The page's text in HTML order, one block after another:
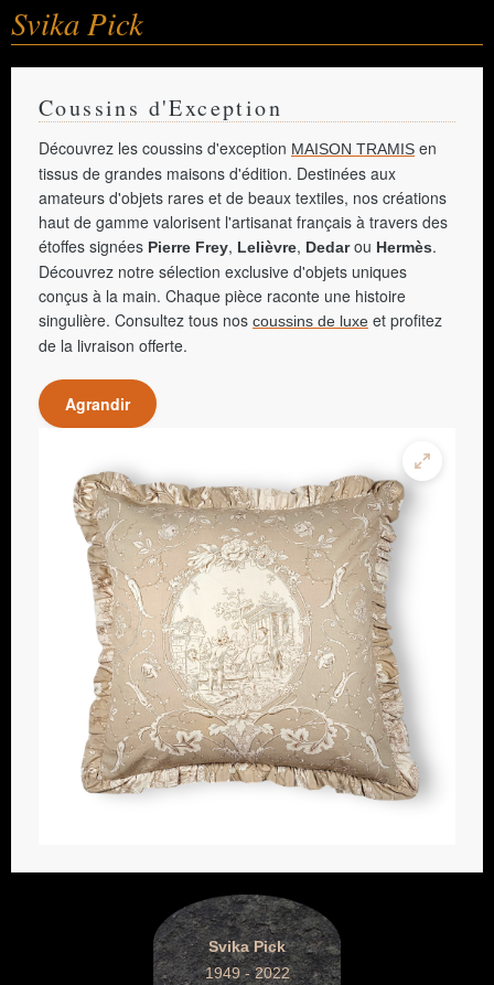
Svika Pick
Coussins d'Exception
Découvrez les coussins d'exception MAISON TRAMIS en
tissus de grandes maisons d'édition. Destinées aux
amateurs d'objets rares et de beaux textiles, nos créations
haut de gamme valorisent l'artisanat français à travers des
étoffes signées Pierre Frey, Lelièvre, Dedarou Hermès.
Découvrez notre sélection exclusive d'objets uniques
conçus à la main. Chaque pièce raconte une histoire
singulière. Consultez tous nos coussins de luxe et profitez
de la livraison offerte.
Agrandir
Svika Pick
1949 - 2022